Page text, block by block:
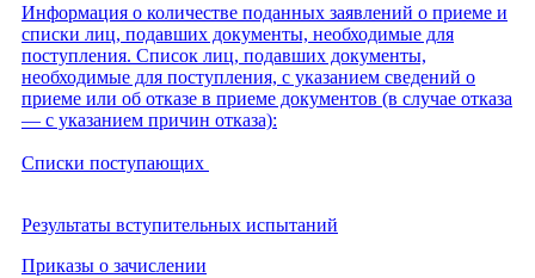
Информация о количестве поданных заявлений о приеме и
списки лиц, подавших документы, необходимые для
поступления. Список лиц, подавших документы,
необходимые для поступления, с указанием сведений о
приеме или об отказе в приеме документов (в случае отказа
— с указанием причин отказа):
Списки поступающих
Результаты вступительных испытаний
Приказы о зачислении